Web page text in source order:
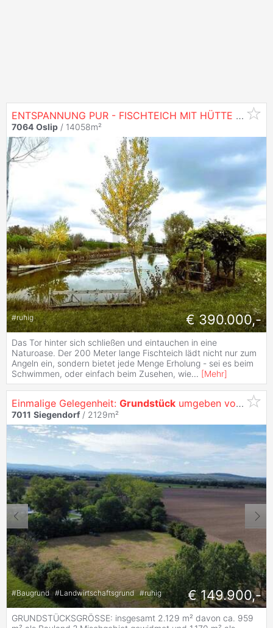
ENTSPANNUNG PUR - FISCHTEICH MIT HÜTTE UND STREUOBSTWIESE
7064 Oslip / 14058m²
#ruhig € 390.000,-
Das Tor hinter sich schließen und eintauchen in eine
Naturoase. Der 200 Meter lange Fischteich lädt nicht nur zum
Angeln ein, sondern bietet jede Menge Erholung - sei es beim
Schwimmen, oder einfach beim Zusehen, wie... [Mehr]
Einmalige Gelegenheit: Grundstück umgeben von Äckern mit Baulandanteil und Weitblick
7011 Siegendorf / 2129m²
#Baugrund #Landwirtschaftsgrund #ruhig € 149.900,-
GRUNDSTÜCKSGRÖSSE: insgesamt 2.129 m² davon ca. 959